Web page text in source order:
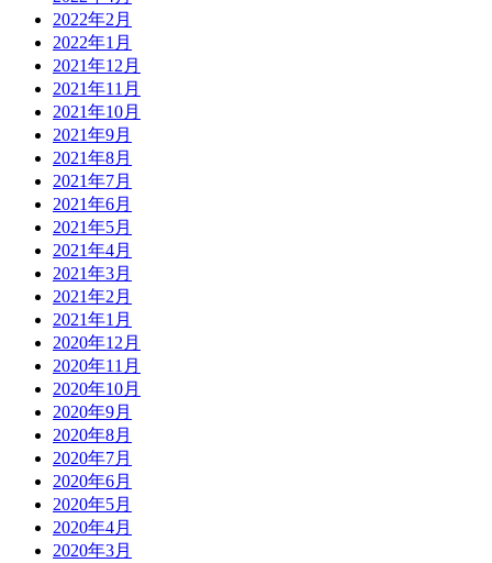
2022年2月
2022年1月
2021年12月
2021年11月
2021年10月
2021年9月
2021年8月
2021年7月
2021年6月
2021年5月
2021年4月
2021年3月
2021年2月
2021年1月
2020年12月
2020年11月
2020年10月
2020年9月
2020年8月
2020年7月
2020年6月
2020年5月
2020年4月
2020年3月